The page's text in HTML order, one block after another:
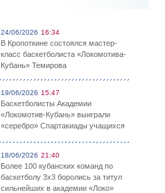
24/06/2026 16:34
В Кропоткине состоялся мастер-
класс баскетболиста «Локомотива-
Кубань» Темирова
19/06/2026 15:47
Баскетболисты Академии
«Локомотив-Кубань» выиграли
«серебро» Спартакиады учащихся
18/06/2026 21:40
Более 100 кубанских команд по
баскетболу 3х3 боролись за титул
сильнейших в академии «Локо»